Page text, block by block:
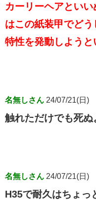
カーリーヘアとい
はこの紙装甲でど
特性を発動しよう
名無しさん 24/07/21(日)
触れただけでも死
名無しさん 24/07/21(日)
H35で耐久はちょ